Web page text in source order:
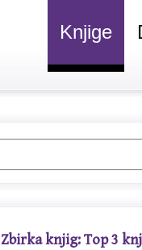
Knjige
Zbirka knjig:Top 3